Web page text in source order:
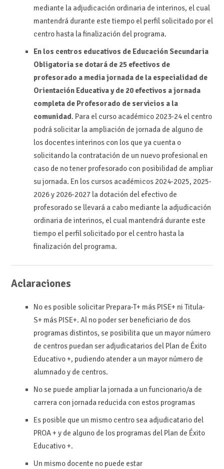
mediante la adjudicación ordinaria de interinos, el cual
mantendrá durante este tiempo el perfil solicitado por el
centro hasta la finalización del programa.
En los centros educativos de Educación Secundaria
Obligatoria se dotará de 25 efectivos de
profesorado a media jornada de la especialidad de
Orientación Educativa y de 20 efectivos a jornada
completa de Profesorado de servicios a la
comunidad. Para el curso académico 2023-24 el centro
podrá solicitar la ampliación de jornada de alguno de
los docentes interinos con los que ya cuenta o
solicitando la contratación de un nuevo profesional en
caso de no tener profesorado con posibilidad de ampliar
su jornada. En los cursos académicos 2024-2025, 2025-
2026 y 2026-2027 la dotación del efectivo de
profesorado se llevará a cabo mediante la adjudicación
ordinaria de interinos, el cual mantendrá durante este
tiempo el perfil solicitado por el centro hasta la
finalización del programa.
Aclaraciones
No es posible solicitar Prepara-T+ más PISE+ ni Titula-
S+ más PISE+. Al no poder ser beneficiario de dos
programas distintos, se posibilita que un mayor número
de centros puedan ser adjudicatarios del Plan de Éxito
Educativo +, pudiendo atender a un mayor número de
alumnado y de centros.
No se puede ampliar la jornada a un funcionario/a de
carrera con jornada reducida con estos programas
Es posible que un mismo centro sea adjudicatario del
PROA + y de alguno de los programas del Plan de Éxito
Educativo +.
Un mismo docente no puede estar